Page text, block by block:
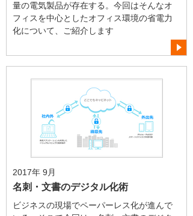
量の電気製品が存在する。今回はそんなオ
フィスを中心としたオフィス環境の省電力
化について、ご紹介します
2017年 9月
名刺・文書のデジタル化術
ビジネスの現場でペーパーレス化が進んで